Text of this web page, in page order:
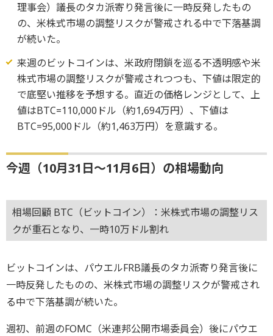
理事会）議長のタカ派寄り発言後に一時反発したもの
の、米株式市場の調整リスクが警戒される中で下落基調
が続いた。
来週のビットコインは、米政府閉鎖を巡る不透明感や米
株式市場の調整リスクが警戒されつつも、下値は限定的
で底堅い推移を予想する。直近の価格レンジとして、上
値はBTC=110,000ドル（約1,694万円）、下値は
BTC=95,000ドル（約1,463万円）を意識する。
今週（10月31日～11月6日）の相場動向
相場回顧 BTC（ビットコイン）：米株式市場の調整リス
クが重石となり、一時10万ドル割れ
ビットコインは、パウエルFRB議長のタカ派寄り発言後に
一時反発したものの、米株式市場の調整リスクが警戒され
る中で下落基調が続いた。
週初、前週のFOMC（米連邦公開市場委員会）後にパウエ